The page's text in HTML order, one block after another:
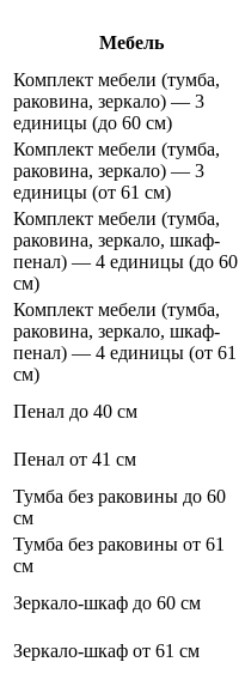
Мебель
Комплект мебели (тумба,
раковина, зеркало) — 3
единицы (до 60 см)
Комплект мебели (тумба,
раковина, зеркало) — 3
единицы (от 61 см)
Комплект мебели (тумба,
раковина, зеркало, шкаф-
пенал) — 4 единицы (до 60
см)
Комплект мебели (тумба,
раковина, зеркало, шкаф-
пенал) — 4 единицы (от 61
см)
Пенал до 40 см
Пенал от 41 см
Тумба без раковины до 60
см
Тумба без раковины от 61
см
Зеркало-шкаф до 60 см
Зеркало-шкаф от 61 см